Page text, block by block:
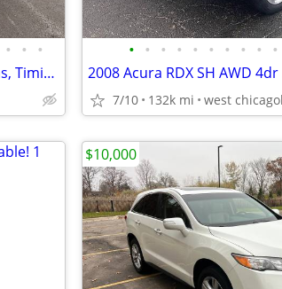
• • •
2014 Acura RDX AWD — New Michelins, Timing Belt Done — $10,400
• • • • • • • • • •
2008 Acura RDX SH AWD 4dr
7/10 132k mi west
$10,000